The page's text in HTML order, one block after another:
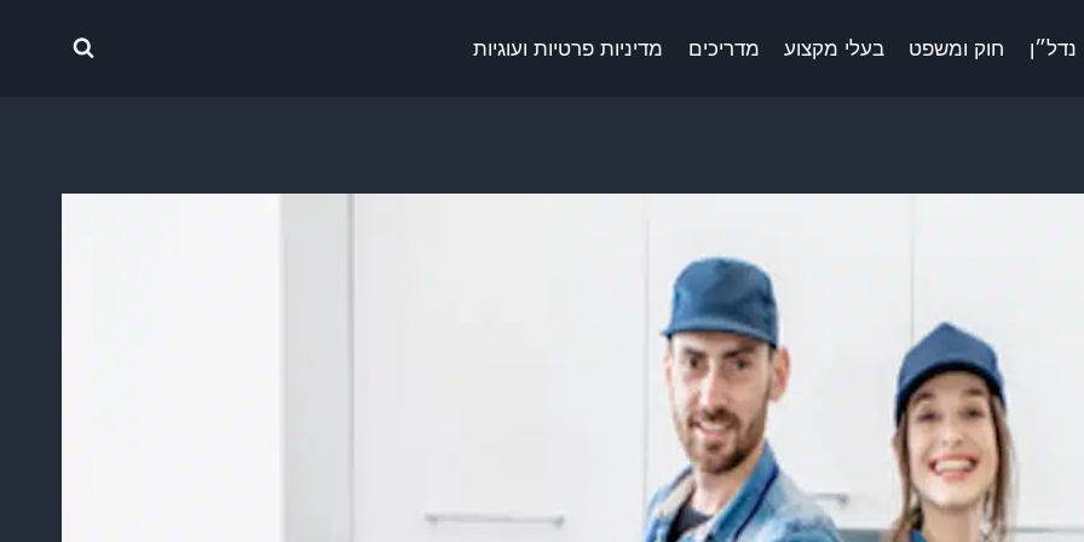
נדל״ן חוק ומשפט בעלי מקצוע מדריכים מדיניות פרטיות ועוגיות